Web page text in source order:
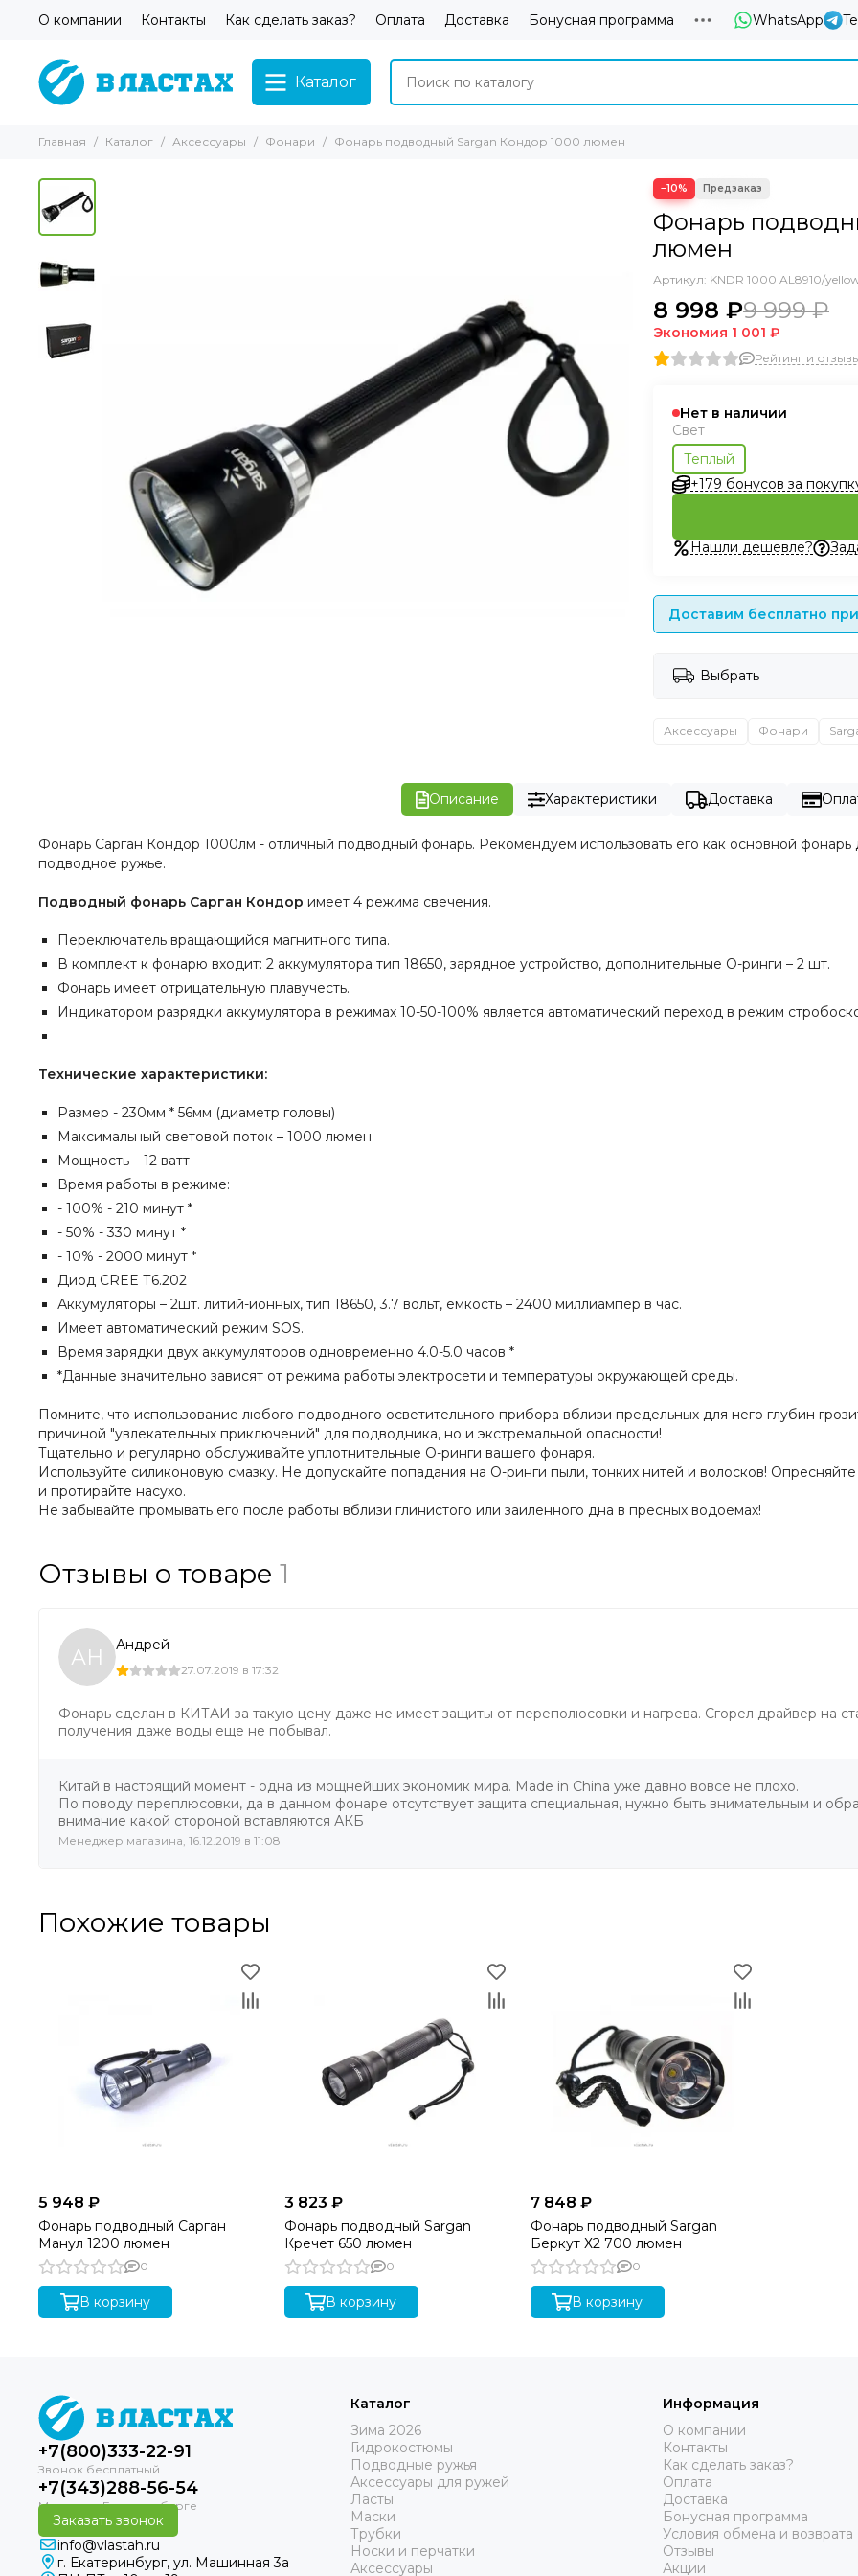
О компании Контакты Как сделать заказ? Оплата Доставка Бонусная программа WhatsApp
Каталог
Главная Каталог Аксессуары Фонари Фонарь подводный Sargan Кондор 1000 люмен
−10%
Фонарь
люмен
Артикул: KNDR 1000 AL8910/
8 998 ₽9 999 ₽
Экономия 1 001 ₽
Рейтинг и
Нет в наличии
Свет
Теплый
+179 бонусов за
Нашли дешевле?
Доставим бесплатно
Выбрать
Аксессуары Фонари
Описание Характеристики Доставка
Фонарь Сарган Кондор 1000лм - отличный подводный фонарь. Рекомендуем использовать его как основной
подводное ружье.
Подводный фонарь Сарган Кондор имеет 4 режима свечения.
Переключатель вращающийся магнитного типа.
В комплект к фонарю входит: 2 аккумулятора тип 18650, зарядное устройство, дополнительные О-ринги – 2 шт.
Фонарь имеет отрицательную плавучесть.
Индикатором разрядки аккумулятора в режимах 10-50-100% является автоматический переход в режим
Технические характеристики:
Размер - 230мм * 56мм (диаметр головы)
Максимальный световой поток – 1000 люмен
Мощность – 12 ватт
Время работы в режиме:
- 100% - 210 минут *
- 50% - 330 минут *
- 10% - 2000 минут *
Диод CREE Т6.202
Аккумуляторы – 2шт. литий-ионных, тип 18650, 3.7 вольт, емкость – 2400 миллиампер в час.
Имеет автоматический режим SOS.
Время зарядки двух аккумуляторов одновременно 4.0-5.0 часов *
*Данные значительно зависят от режима работы электросети и температуры окружающей среды.
Помните, что использование любого подводного осветительного прибора вблизи предельных для него глубин
причиной "увлекательных приключений" для подводника, но и экстремальной опасности!
Тщательно и регулярно обслуживайте уплотнительные О-ринги вашего фонаря.
Используйте силиконовую смазку. Не допускайте попадания на О-ринги пыли, тонких нитей и волосков!
и протирайте насухо.
Не забывайте промывать его после работы вблизи глинистого или заиленного дна в пресных водоемах!
Отзывы о товаре 1
АН Андрей
27.07.2019 в 17:32
Фонарь сделан в КИТАИ за такую цену даже не имеет защиты от переполюсовки и нагрева. Сгорел драйвер на
получения даже воды еще не побывал.
Китай в настоящий момент - одна из мощнейших экономик мира. Made in China уже давно вовсе не плохо.
По поводу переплюсовки, да в данном фонаре отсутствует защита специальная, нужно быть внимательным и
внимание какой стороной вставляются АКБ
Менеджер магазина, 16.12.2019 в 11:08
Похожие товары
5 948 ₽
Фонарь подводный Сарган
Манул 1200 люмен
0
В корзину
3 823 ₽
Фонарь подводный Sargan
Кречет 650 люмен
0
В корзину
7 848 ₽
Фонарь подводный Sargan
Беркут Х2 700 люмен
0
В корзину
+7(800)333-22-91
+7(343)288-56-54
Заказать звонок
info@vlastah.ru
г. Екатеринбург, ул. Машинная 3а
Каталог
Зима 2026
Гидрокостюмы
Подводные ружья
Аксессуары для ружей
Ласты
Маски
Трубки
Носки и перчатки
Аксессуары
Информация
О компании
Контакты
Как сделать заказ?
Оплата
Доставка
Бонусная программа
Условия обмена и возврата
Отзывы
Акции